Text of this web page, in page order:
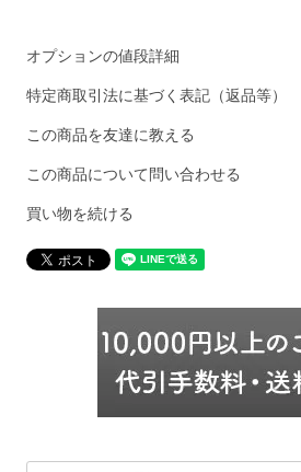
オプションの値段詳細
特定商取引法に基づく表記（返品等）
この商品を友達に教える
この商品について問い合わせる
買い物を続ける